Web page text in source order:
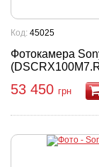
Фотокамера
Код: 45025
53 450 грн